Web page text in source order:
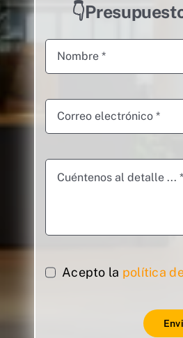
Acepto la política